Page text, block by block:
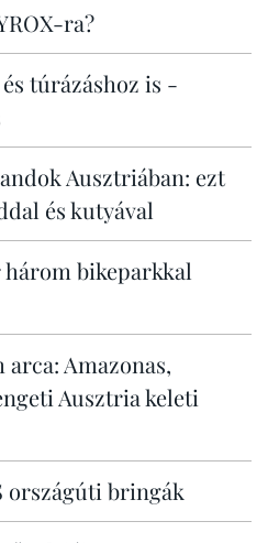
ra?
túrázáshoz is -
Ausztriában: ezt
és kutyával
bikeparkkal
Amazonas,
Ausztria keleti
országúti bringák